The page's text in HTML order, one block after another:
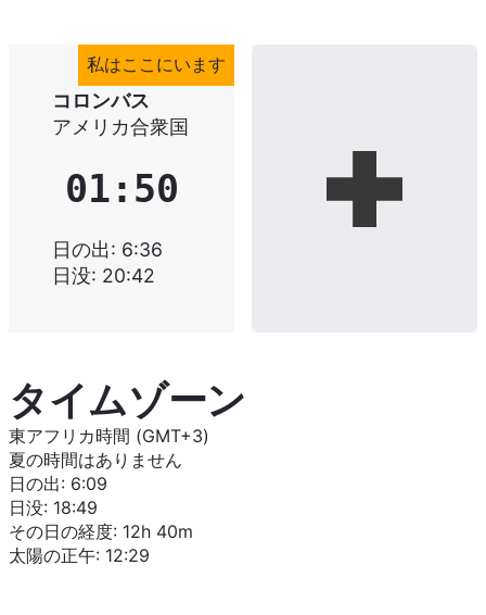
私はここにいます
コロンバス
アメリカ合衆国
01:50
日の出: 6:36
日没: 20:42
タイムゾーン
東アフリカ時間 (GMT+3)
夏の時間はありません
日の出: 6:09
日没: 18:49
その日の経度: 12h 40m
太陽の正午: 12:29